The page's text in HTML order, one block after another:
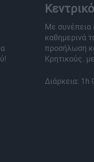
Με συνέπεια
καθημερινά
προσήλωση
Κρητικούς.
Διάρκεια: 1h